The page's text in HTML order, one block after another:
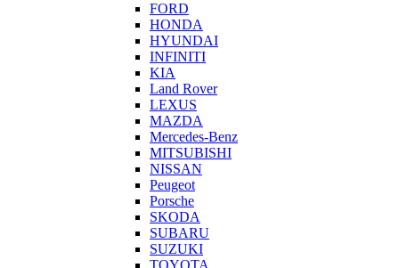
FORD
HONDA
HYUNDAI
INFINITI
KIA
Land Rover
LEXUS
MAZDA
Mercedes-Benz
MITSUBISHI
NISSAN
Peugeot
Porsche
SKODA
SUBARU
SUZUKI